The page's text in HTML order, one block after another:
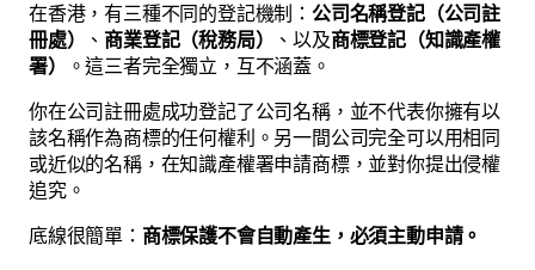
在香港，有三種不同的登記機制： 公司名稱登記（公司註
冊處）
、 商業登記（稅務局） 、以及商標登記（知識產權
署）
。這三者完全獨立，互不涵蓋。
你在公司註冊處成功登記了公司名稱，並不代表你擁有以
該名稱作為商標的任何權利。另一間公司完全可以用相同
或近似的名稱，在知識產權署申請商標，並對你提出侵權
追究。
底線很簡單： 商標保護不會自動產生，必須主動申請。